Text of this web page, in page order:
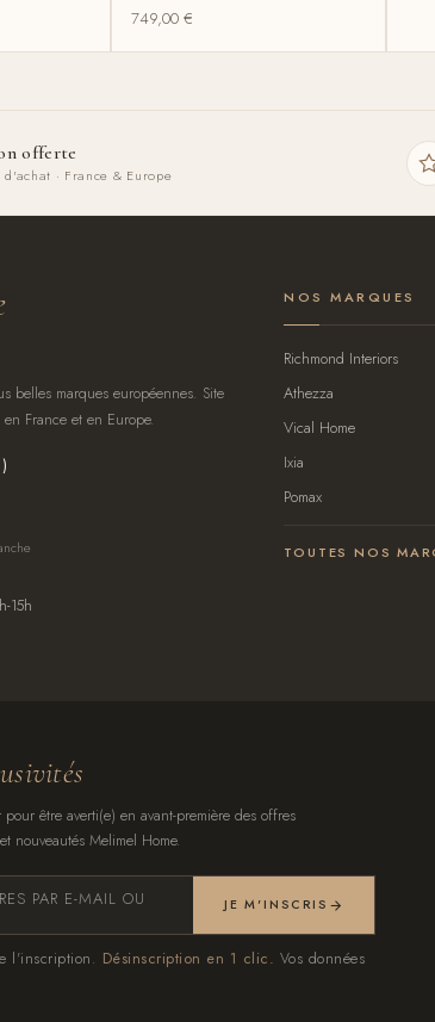
749,00€
offerte
d'achat · France & Europe
belles marques européennes. Site
en France et en Europe.
15h
NOS MARQUES
Richmond Interiors
Athezza
Vical Home
Ixia
Pomax
TOUTES NOS
pour être averti(e) en avant-première des offres
nouveautés Melimel Home.
PAR E-MAIL OU JE M'INSCRIS
l'inscription. Désinscription en 1 clic. Vos données